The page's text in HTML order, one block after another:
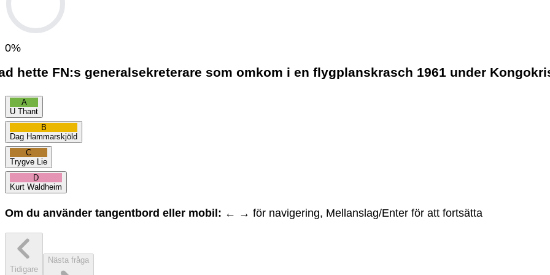
0%
hette FN:s generalsekreterare som omkom i en flygplanskrasch 1961 under
A
U Thant
B
Dag Hammarskjöld
C
Trygve Lie
D
Kurt Waldheim
Om du använder tangentbord eller mobil: ← → för navigering, Mellanslag/Enter för att fortsätta
Tidigare
Nästa fråga